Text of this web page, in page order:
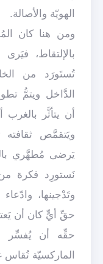
الهويّة والأصالة.
ومن هنا كان
بالإلتقاط،
تُستَورَد من
الدَّاخل ويتمُّ
أن يتأثَّر
ويَتقمَّص
يَرضى مُطهَّري
نَستورِد فكرة
وتَدْجينها،
حقِّ أيٍّ كان أن
حقِّه أن يُفسِّر
الماركسيّة تُقاس